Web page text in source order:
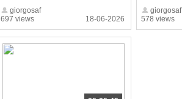
697 views
giorgosaf
18-06-2026
578 views
giorgosaf